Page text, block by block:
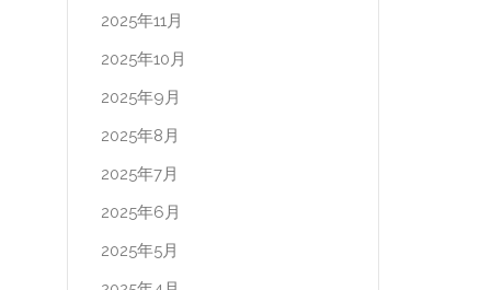
2025年11月
2025年10月
2025年9月
2025年8月
2025年7月
2025年6月
2025年5月